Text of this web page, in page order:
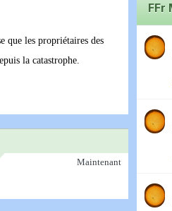
que les propriétaires des
la catastrophe.
Maintenant
FFr